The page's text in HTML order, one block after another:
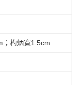
；杓炳寬1.5cm